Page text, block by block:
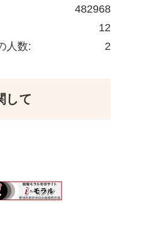
482968
12
2
人数:
して